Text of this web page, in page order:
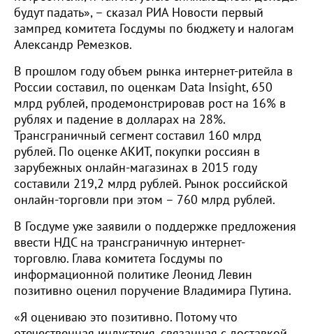
будут падать», – сказал РИА Новости первый
зампред комитета Госдумы по бюджету и налогам
Александр Ремезков.
В прошлом году объем рынка интернет-ритейла в
России составил, по оценкам Data Insight, 650
млрд рублей, продемонстрировав рост на 16% в
рублях и падение в долларах на 28%.
Трансграничный сегмент составил 160 млрд
рублей. По оценке АКИТ, покупки россиян в
зарубежных онлайн-магазинах в 2015 году
составили 219,2 млрд рублей. Рынок российской
онлайн-торговли при этом – 760 млрд рублей.
В Госдуме уже заявили о поддержке предложения
ввести НДС на трансграничную интернет-
торговлю. Глава комитета Госдумы по
информационной политике Леонид Левин
позитивно оценил поручение Владимира Путина.
«Я оцениваю это позитивно. Потому что